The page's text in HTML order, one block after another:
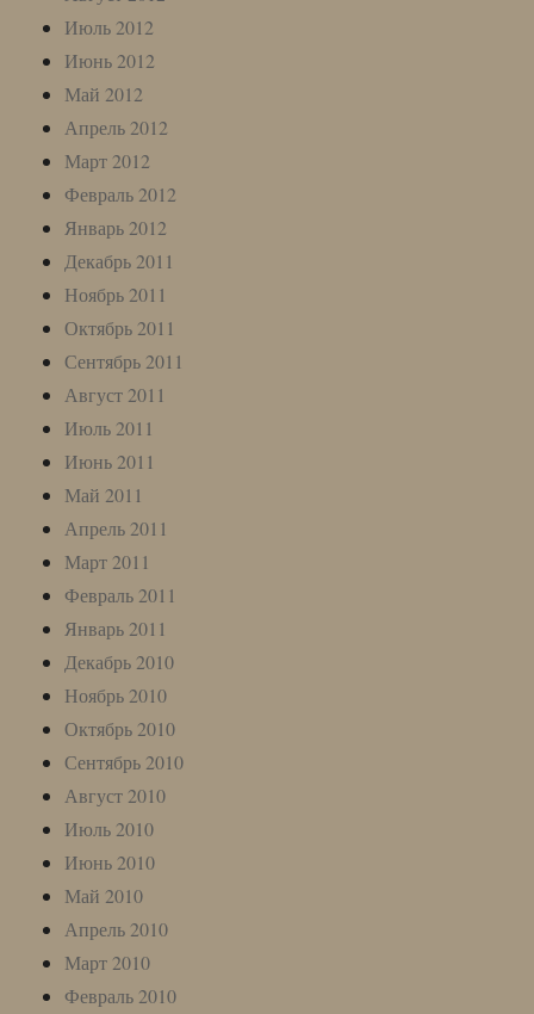
Июль 2012
Июнь 2012
Май 2012
Апрель 2012
Март 2012
Февраль 2012
Январь 2012
Декабрь 2011
Ноябрь 2011
Октябрь 2011
Сентябрь 2011
Август 2011
Июль 2011
Июнь 2011
Май 2011
Апрель 2011
Март 2011
Февраль 2011
Январь 2011
Декабрь 2010
Ноябрь 2010
Октябрь 2010
Сентябрь 2010
Август 2010
Июль 2010
Июнь 2010
Май 2010
Апрель 2010
Март 2010
Февраль 2010